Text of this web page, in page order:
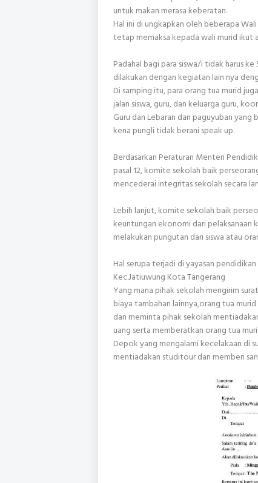
untuk makan merasa keberatan.
Hal ini di ungkapkan oleh beberapa
tetap memaksa kepada wali murid
Padahal bagi para siswa/i tidak harus
dilakukan dengan kegiatan lain nya
Di samping itu, para orang tua murid
jalan siswa, guru, dan keluarga guru,
Guru dan Lebaran dan paguyuban
kena pungli tidak berani speak up.
Berdasarkan Peraturan Menteri
pasal 12, komite sekolah baik
mencederai integritas sekolah secara
Lebih lanjut, komite sekolah baik
keuntungan ekonomi dari pelaksanaan
melakukan pungutan dari siswa atau
Hal serupa terjadi di yayasan
Kec.Jatiuwung Kota Tangerang
Yang mana pihak sekolah mengirim
biaya tambahan lainnya,orang tua
dan meminta pihak sekolah
uang serta memberatkan orang tua
Depok yang mengalami kecelakaan di
mentiadakan studitour dan memberi